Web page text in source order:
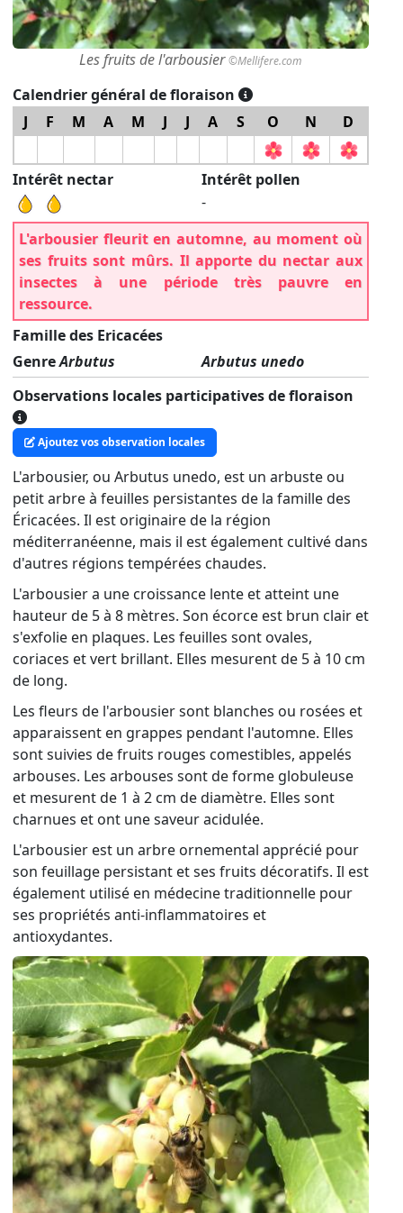
L'arbousier, ou Arbutus unedo, est un arbuste ou
petit arbre à feuilles persistantes de la famille des
Éricacées. Il est originaire de la région
méditerranéenne, mais il est également cultivé dans
d'autres régions tempérées chaudes.
L'arbousier a une croissance lente et atteint une
hauteur de 5 à 8 mètres. Son écorce est brun clair et
s'exfolie en plaques. Les feuilles sont ovales,
coriaces et vert brillant. Elles mesurent de 5 à 10 cm
de long.
Les fleurs de l'arbousier sont blanches ou rosées et
apparaissent en grappes pendant l'automne. Elles
sont suivies de fruits rouges comestibles, appelés
arbouses. Les arbouses sont de forme globuleuse
et mesurent de 1 à 2 cm de diamètre. Elles sont
charnues et ont une saveur acidulée.
L'arbousier est un arbre ornemental apprécié pour
son feuillage persistant et ses fruits décoratifs. Il est
également utilisé en médecine traditionnelle pour
ses propriétés anti-inflammatoires et
antioxydantes.
Les fruits de l'arbousier©Mellifere.com
Calendrier général de floraison
J
F M A M J J A S O N D
Intérêt nectar
Intérêt pollen
-
L'arbousier fleurit en automne, au moment où
ses fruits sont mûrs. Il apporte du nectar aux
insectes à une période très pauvre en
ressource.
Famille des Ericacées
GenreArbutus
Arbutus unedo
Observations locales participatives de floraison
Ajoutez vos observation locales